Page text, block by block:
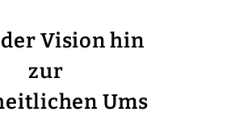
Vision hin
zur
Ums